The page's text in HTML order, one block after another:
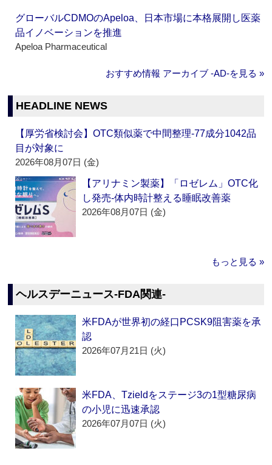
グローバルCDMOのApeloa、日本市場に本格展開し医薬
品イノベーションを推進
Apeloa Pharmaceutical
おすすめ情報 アーカイブ ‐AD‐を見る »
HEADLINE NEWS
【厚労省検討会】OTC類似薬で中間整理‐77成分1042品
目が対象に
2026年08月07日 (金)
【アリナミン製薬】「ロゼレム」OTC化
し発売‐体内時計整える睡眠改善薬
2026年08月07日 (金)
もっと見る »
ヘルスデーニュース‐FDA関連‐
米FDAが世界初の経口PCSK9阻害薬を承
認
2026年07月21日 (火)
米FDA、Tzieldをステージ3の1型糖尿病
の小児に迅速承認
2026年07月07日 (火)